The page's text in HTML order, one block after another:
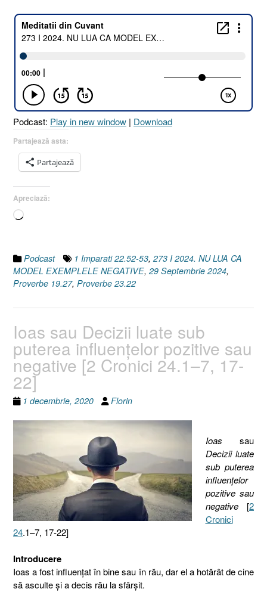
2024.
NU
Podcast: Play in new window | Download
Partajează asta:
Partajează
Apreciază:
Încarc...
Podcast 1 Imparati 22.52-53, 273 I 2024. NU LUA CA
MODEL EXEMPLELE NEGATIVE, 29 Septembrie 2024,
Proverbe 19.27, Proverbe 23.22
Ioas sau Decizii luate sub
puterea influenţelor pozitive sau
negative [2 Cronici 24.1–7, 17-
22]
1 decembrie, 2020 Florin
Ioas sau
Decizii luate
sub puterea
influenţelor
pozitive sau
negative[2
Cronici
24.1–7, 17-22]
Introducere
Ioas a fost influenţat în bine sau în rău, dar el a hotărât de cine
să asculte şi a decis rău la sfârşit.